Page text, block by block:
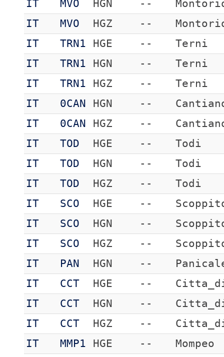
IT MVO HGN --
IT
MVO HGZ --
IT
TRN1 HGE --
Terni
IT
TRN1 HGN --
Terni
IT
TRN1 HGZ --
Terni
IT
0CAN HGN --
IT
0CAN HGZ --
IT
TOD HGE --
Todi
IT
TOD HGN --
Todi
IT
TOD HGZ --
Todi
IT
SCO HGE --
IT
SCO HGN --
IT
SCO HGZ --
IT
PAN HGN --
IT
CCT HGE --
IT
CCT HGN --
IT
CCT HGZ --
IT
MMP1 HGE --
Mompeo